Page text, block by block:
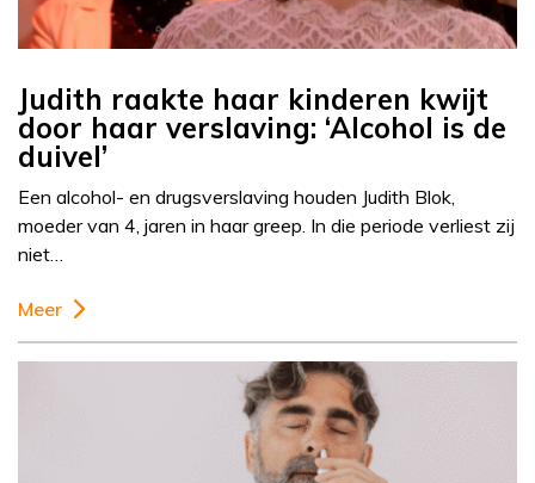
Judith raakte haar kinderen kwijt
door haar verslaving: ‘Alcohol is de
duivel’
Een alcohol- en drugsverslaving houden Judith Blok,
moeder van 4, jaren in haar greep. In die periode verliest zij
niet…
Meer